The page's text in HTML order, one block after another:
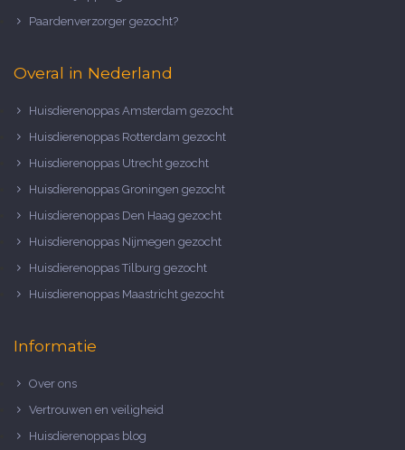
Paardenverzorger gezocht?
Overal in Nederland
Huisdierenoppas Amsterdam gezocht
Huisdierenoppas Rotterdam gezocht
Huisdierenoppas Utrecht gezocht
Huisdierenoppas Groningen gezocht
Huisdierenoppas Den Haag gezocht
Huisdierenoppas Nijmegen gezocht
Huisdierenoppas Tilburg gezocht
Huisdierenoppas Maastricht gezocht
Informatie
Over ons
Vertrouwen en veiligheid
Huisdierenoppas blog